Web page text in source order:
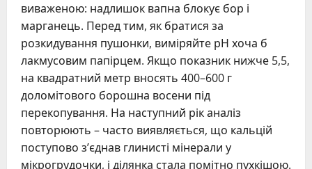
виваженою: надлишок вапна блокує бор і
марганець. Перед тим, як братися за
розкидування пушонки, виміряйте рН хоча б
лакмусовим папірцем. Якщо показник нижче 5,5,
на квадратний метр вносять 400–600 г
доломітового борошна восени під
перекопування. На наступний рік аналіз
повторюють – часто виявляється, що кальцій
поступово з’єднав глинисті мінерали у
мікрогрудочки, і ділянка стала помітно пухкішою.